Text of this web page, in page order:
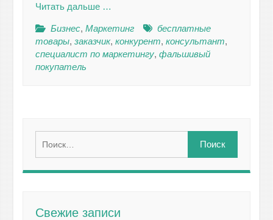
Читать дальше …
Бизнес,Маркетинг
бесплатные
товары,заказчик,конкурент,консультант,
специалист по маркетингу,фальшивый
покупатель
Свежие записи